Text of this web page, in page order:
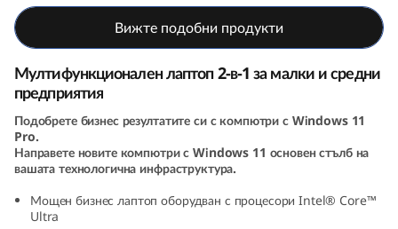
4
2
n
Вижте подобни продукти
Мултифункционален лаптоп 2-в-1 за малки и средни
предприятия
Подобрете бизнес резултатите си с компютри с Windows 11
Pro.
Направете новите компютри с Windows 11 основен стълб на
вашата технологична инфраструктура.
Мощен бизнес лаптоп оборудван с процесори Intel® Core™
Ultra